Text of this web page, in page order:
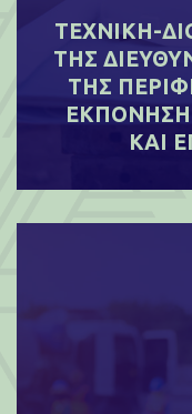
ΤΕΧΝΙΚΗ-
ΤΗΣ
ΤΗΣ
ΚΑΙ